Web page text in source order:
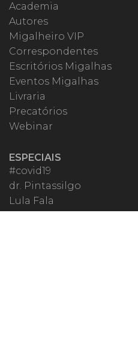
Academia
Autores
Migalheiro VIP
Correspondentes
Escritórios Migalhas
Eventos Migalhas
Livraria
Precatórios
Webinar
ESPECIAIS
#covid19
dr. Pintassilgo
Lula Fala